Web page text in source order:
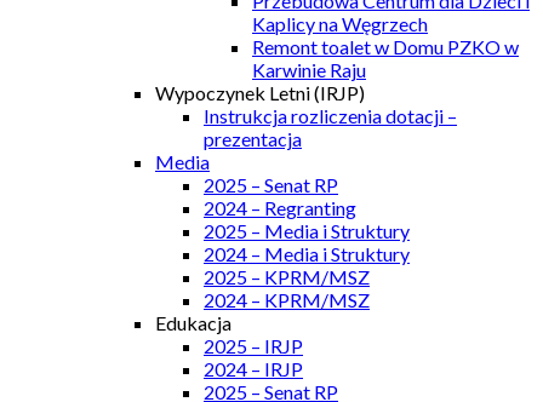
Kaplicy na Węgrzech
Remont toalet w Domu PZKO w
Karwinie Raju
Wypoczynek Letni (IRJP)
Instrukcja rozliczenia dotacji –
prezentacja
Media
2025 – Senat RP
2024 – Regranting
2025 – Media i Struktury
2024 – Media i Struktury
2025 – KPRM/MSZ
2024 – KPRM/MSZ
Edukacja
2025 – IRJP
2024 – IRJP
2025 – Senat RP